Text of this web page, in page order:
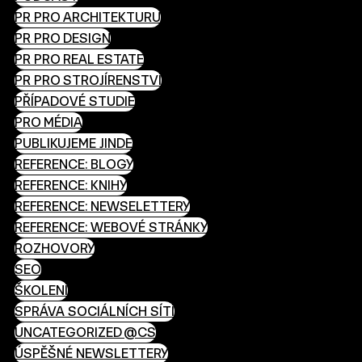
PR PRO ARCHITEKTURU
PR PRO DESIGN
PR PRO REAL ESTATE
PR PRO STROJÍRENSTVÍ
PŘÍPADOVÉ STUDIE
PRO MÉDIA
PUBLIKUJEME JINDE
REFERENCE: BLOGY
REFERENCE: KNIHY
REFERENCE: NEWSELETTERY
REFERENCE: WEBOVÉ STRÁNKY
ROZHOVORY
SEO
ŠKOLENÍ
SPRÁVA SOCIÁLNÍCH SÍTÍ
UNCATEGORIZED @CS
ÚSPĚŠNÉ NEWSLETTERY